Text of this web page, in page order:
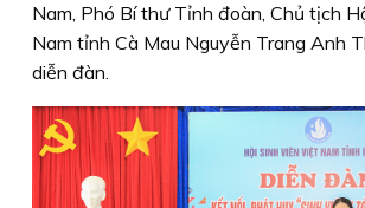
Nam, Phó Bí thư Tỉnh đoàn, Chủ tịch
Nam tỉnh Cà Mau Nguyễn Trang Anh
diễn đàn.